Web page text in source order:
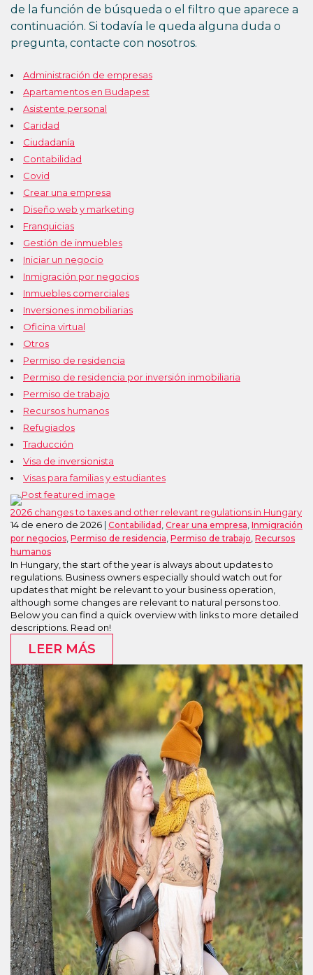
de la función de búsqueda o el filtro que aparece a
continuación. Si todavía le queda alguna duda o
pregunta, contacte con nosotros.
Administración de empresas
Apartamentos en Budapest
Asistente personal
Caridad
Ciudadanía
Contabilidad
Covid
Crear una empresa
Diseño web y marketing
Franquicias
Gestión de inmuebles
Iniciar un negocio
Inmigración por negocios
Inmuebles comerciales
Inversiones inmobiliarias
Oficina virtual
Otros
Permiso de residencia
Permiso de residencia por inversión inmobiliaria
Permiso de trabajo
Recursos humanos
Refugiados
Traducción
Visa de inversionista
Visas para familias y estudiantes
2026 changes to taxes and other relevant regulations in Hungary
14 de enero de 2026 Contabilidad Crear una empresa Inmigración
por negocios Permiso de residencia Permiso de trabajo Recursos
humanos
In Hungary, the start of the year is always about updates to
regulations. Business owners especially should watch out for
updates that might be relevant to your business operation,
although some changes are relevant to natural persons too.
Below you can find a quick overview with links to more detailed
descriptions. Read on!
LEER MÁS